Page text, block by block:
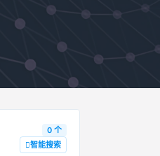
0 个
智能搜索